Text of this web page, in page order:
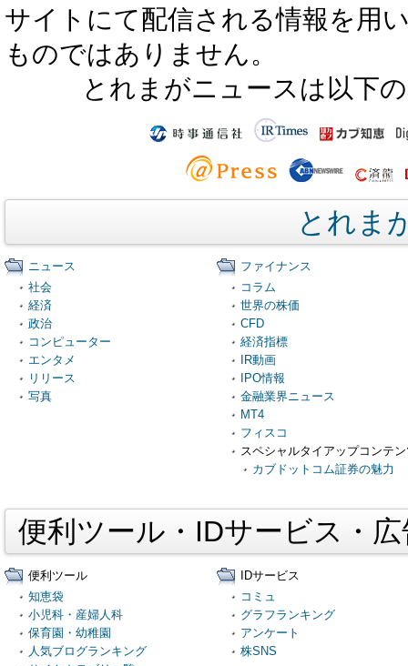
サイトにて配信される情報を用
ものではありません。
とれまがニュースは以下
とれま
ニュース
社会
経済
政治
コンピューター
エンタメ
リリース
写真
ファイナンス
コラム
世界の株価
CFD
経済指標
IR動画
IPO情報
金融業界ニュース
MT4
フィスコ
スペシャルタイアップコンテ
カブドットコム証券の魅力
便利ツール・IDサービス・
便利ツール
知恵袋
小児科・産婦人科
保育園・幼稚園
人気ブログランキング
IDサービス
コミュ
グラフランキング
アンケート
株SNS